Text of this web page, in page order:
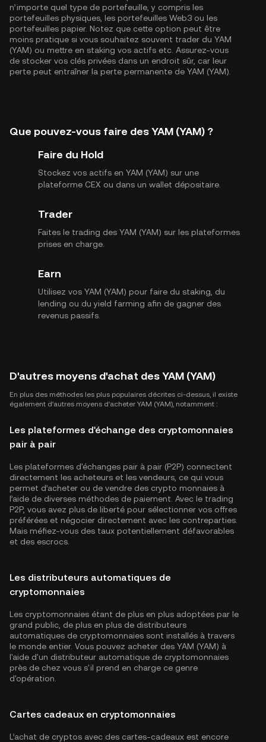
n’importe quel type de portefeuille, y compris les
portefeuilles physiques, les portefeuilles Web3 ou les
portefeuilles papier. Notez que cette option peut être
moins pratique si vous souhaitez souvent trader du YAM
(YAM) ou mettre en staking vos actifs etc. Assurez-vous
de stocker vos clés privées dans un endroit sûr, car leur
perte peut entraîner la perte permanente de YAM (YAM).
Que pouvez-vous faire des YAM (YAM) ?
Faire du Hold
Stockez vos actifs en YAM (YAM) sur une
plateforme CEX ou dans un wallet dépositaire.
Trader
Faites le trading des YAM (YAM) sur les plateformes
prises en charge.
Earn
Utilisez vos YAM (YAM) pour faire du staking, du
lending ou du yield farming afin de gagner des
revenus passifs.
D'autres moyens d'achat des YAM (YAM)
En plus des méthodes les plus populaires décrites ci-dessus, il existe
également d'autres moyens d'acheter YAM (YAM), notamment :
Les plateformes d'échange des cryptomonnaies
pair à pair
Les plateformes d'échanges pair à pair (P2P) connectent
directement les acheteurs et les vendeurs, ce qui vous
permet d’acheter ou de vendre des crypto monnaies à
l’aide de diverses méthodes de paiement. Avec le trading
P2P, vous avez plus de liberté pour sélectionner vos offres
préférées et négocier directement avec les contreparties.
Mais méfiez-vous des taux potentiellement défavorables
et des escrocs.
Les distributeurs automatiques de
cryptomonnaies
Les cryptomonnaies étant de plus en plus adoptées par le
grand public, de plus en plus de distributeurs
automatiques de cryptomonnaies sont installés à travers
le monde entier. Vous pouvez acheter des YAM (YAM) à
l'aide d'un distributeur automatique de cryptomonnaies
près de chez vous s'il prend en charge ce genre
d'opération.
Cartes cadeaux en cryptomonnaies
L’achat de cryptos avec des cartes-cadeaux est encore